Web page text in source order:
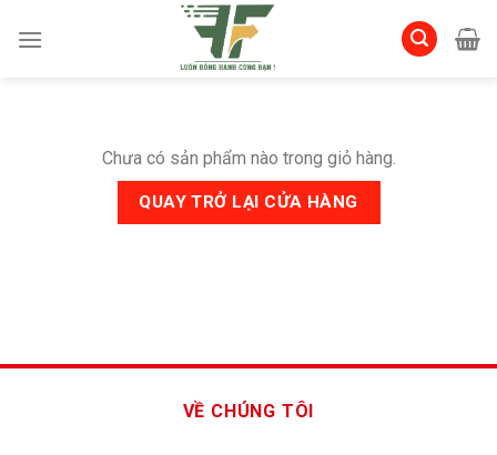
Chưa có sản phẩm nào trong giỏ hàng.
QUAY TRỞ LẠI CỬA HÀNG
VỀ CHÚNG TÔI